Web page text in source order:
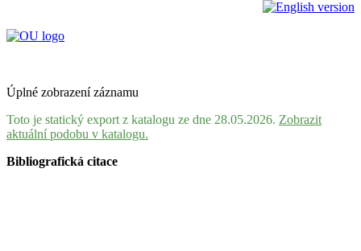
Úplné zobrazení záznamu
Toto je statický export z katalogu ze dne 28.05.2026. Zobrazit
aktuální podobu v katalogu.
Bibliografická citace